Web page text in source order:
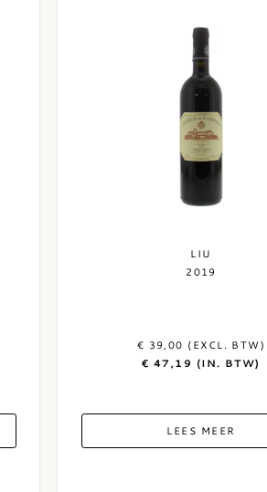
LIU
2019
€ 39,00 (EXCL. BTW)
€ 47,19 (IN. BTW)
LEES MEER